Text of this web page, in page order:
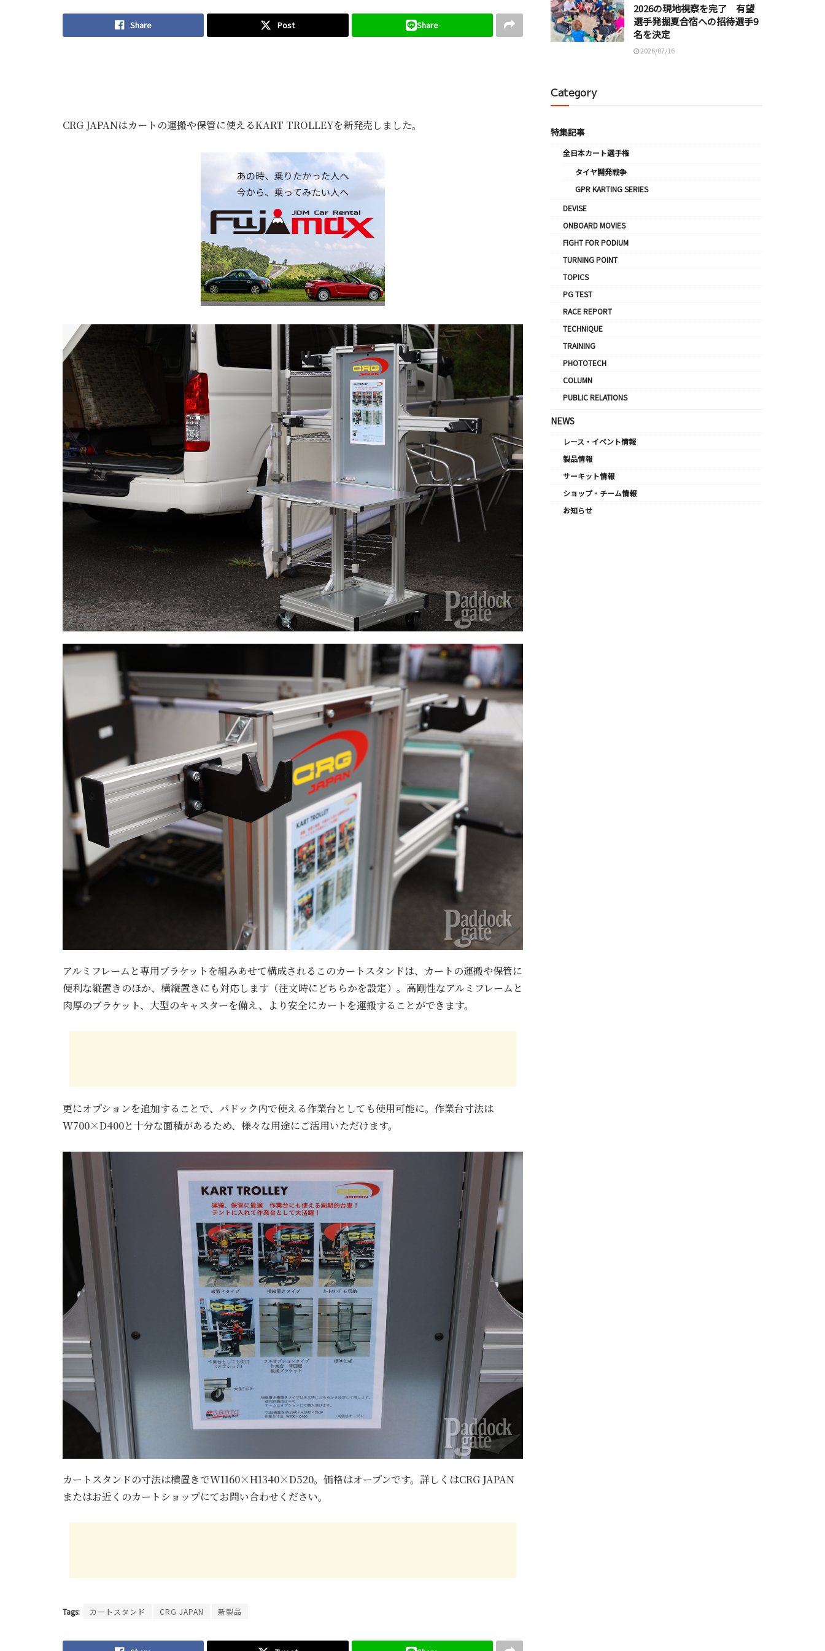
Share Post Share
CRG JAPANはカートの運搬や保管に使えるKART TROLLEYを新発売しました。
アルミフレームと専用ブラケットを組みあせて構成されるこのカートスタンドは、カートの運搬や保管に
便利な縦置きのほか、横縦置きにも対応します（注文時にどちらかを設定）。高剛性なアルミフレームと
肉厚のブラケット、大型のキャスターを備え、より安全にカートを運搬することができます。
更にオプションを追加することで、パドック内で使える作業台としても使用可能に。作業台寸法は
W700×D400と十分な面積があるため、様々な用途にご活用いただけます。
カートスタンドの寸法は横置きでW1160×H1340×D520。価格はオープンです。詳しくはCRG JAPAN
またはお近くのカートショップにてお問い合わせください。
Tags: カートスタンド CRG JAPAN 新製品
2026の現地視察を完了 有望
選手発掘夏合宿への招待選手9
名を決定
2026/07/16
Category
特集記事
全日本カート選手権
タイヤ開発戦争
GPR KARTING SERIES
DEVISE
ONBOARD MOVIES
FIGHT FOR PODIUM
TURNING POINT
TOPICS
PG TEST
RACE REPORT
TECHNIQUE
TRAINING
PHOTOTECH
COLUMN
PUBLIC RELATIONS
NEWS
レース・イベント情報
製品情報
サーキット情報
ショップ・チーム情報
お知らせ